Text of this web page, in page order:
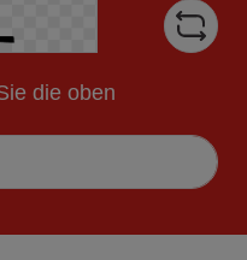
die oben